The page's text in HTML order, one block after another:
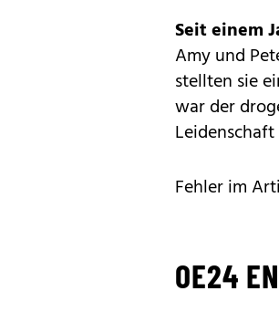
Seit einem
Amy und
stellten sie
war der
Fehler im
OE24